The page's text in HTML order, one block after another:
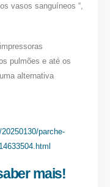
vasos sanguíneos “,
pulmões e até os
alternativa
parche-
mais!